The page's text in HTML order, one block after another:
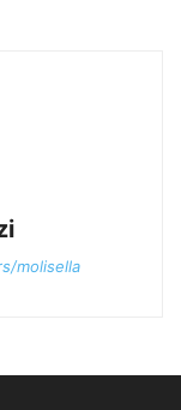
molisella